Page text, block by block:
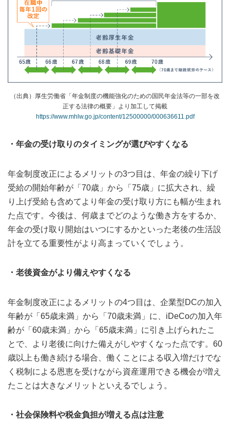
（出典）厚生労働省「年金制度の機能強化のための国民年金法等の一部を改
正する法律の概要」より加工して掲載
https://www.mhlw.go.jp/content/12500000/000636611.pdf
・年金の受け取りのタイミングが選びやすくなる
年金制度改正によるメリットの3つ目は、年金の繰り下げ
受給の開始年齢が「70歳」から「75歳」に拡大され、繰
り上げ受給も含めてより年金の受け取り方にも幅が生まれ
た点です。今後は、何歳までどのような働き方をするか、
年金の受け取り開始はいつにするかといった老後の生活設
計を立てる重要性がより高まっていくでしょう。
・老後資金がより備えやすくなる
年金制度改正によるメリットの4つ目は、企業型DCの加入
年齢が「65歳未満」から「70歳未満」に、iDeCoの加入年
齢が「60歳未満」から「65歳未満」に引き上げられたこ
とで、より老後に向けた備えがしやすくなった点です。60
歳以上も働き続ける場合、働くことによる収入増だけでな
く税制による恩恵を受けながら資産運用できる機会が増え
たことは大きなメリットといえるでしょう。
・社会保険料や税金負担が増える点は注意